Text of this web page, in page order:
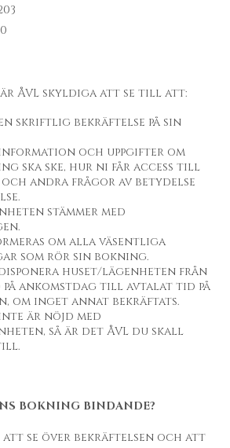
är ÅVL skyldiga att se till att:
skriftlig bekräftelse på sin
och uppgifter om
ska ske, hur ni får access till
andra frågor av betydelse
stämmer med
om alla väsentliga
som rör sin bokning.
huset/lägenheten från
ankomstdag till avtalat tid på
om inget annat bekräftats.
är nöjd med
så är det ÅVL du skall
BOKNING BINDANDE?
att se över bekräftelsen och att